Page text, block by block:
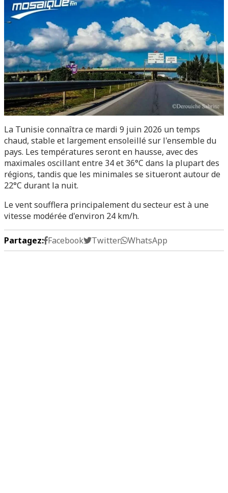
La Tunisie connaîtra ce mardi 9 juin 2026 un temps
chaud, stable et largement ensoleillé sur l'ensemble du
pays. Les températures seront en hausse, avec des
maximales oscillant entre 34 et 36°C dans la plupart des
régions, tandis que les minimales se situeront autour de
22°C durant la nuit.
Le vent soufflera principalement du secteur est à une
vitesse modérée d'environ 24 km/h.
Partagez: Facebook Twitter WhatsApp